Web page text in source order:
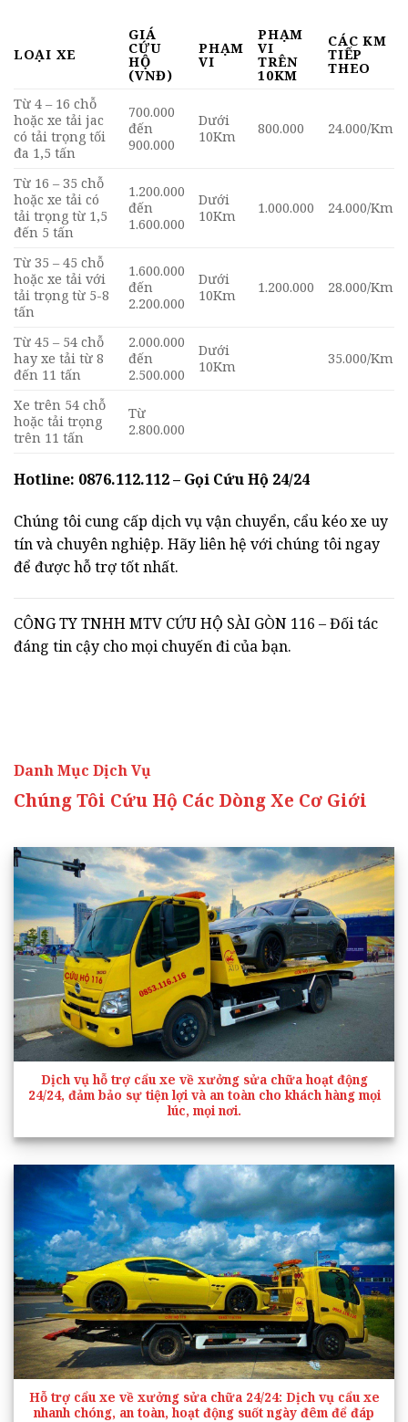
LOẠI XE
GIÁ
CỨU
HỘ
(VNĐ)
PHẠM
VI
PHẠM
VI
TRÊN
10KM
CÁC KM
TIẾP
THEO
Từ 4 – 16 chỗ
hoặc xe tải jac
có tải trọng tối
đa 1,5 tấn
700.000
đến
900.000
Dưới
10Km
800.000 24.000/Km
Từ 16 – 35 chỗ
hoặc xe tải có
tải trọng từ 1,5
đến 5 tấn
1.200.000
đến
1.600.000
Dưới
10Km
1.000.000 24.000/Km
Từ 35 – 45 chỗ
hoặc xe tải với
tải trọng từ 5-8
tấn
1.600.000
đến
2.200.000
Dưới
10Km
1.200.000 28.000/Km
Từ 45 – 54 chỗ
hay xe tải từ 8
đến 11 tấn
2.000.000
đến
2.500.000
Dưới
10Km
35.000/Km
Xe trên 54 chỗ
hoặc tải trọng
trên 11 tấn
Từ
2.800.000
Hotline: 0876.112.112 – Gọi Cứu Hộ 24/24
Chúng tôi cung cấp dịch vụ vận chuyển, cẩu kéo xe uy
tín và chuyên nghiệp. Hãy liên hệ với chúng tôi ngay
để được hỗ trợ tốt nhất.
CÔNG TY TNHH MTV CỨU HỘ SÀI GÒN 116 – Đối tác
đáng tin cậy cho mọi chuyến đi của bạn.
Danh Mục Dịch Vụ
Chúng Tôi Cứu Hộ Các Dòng Xe Cơ Giới
Dịch vụ hỗ trợ cẩu xe về xưởng sửa chữa hoạt động
24/24, đảm bảo sự tiện lợi và an toàn cho khách hàng mọi
lúc, mọi nơi.
Hỗ trợ cẩu xe về xưởng sửa chữa 24/24: Dịch vụ cẩu xe
nhanh chóng, an toàn, hoạt động suốt ngày đêm để đáp